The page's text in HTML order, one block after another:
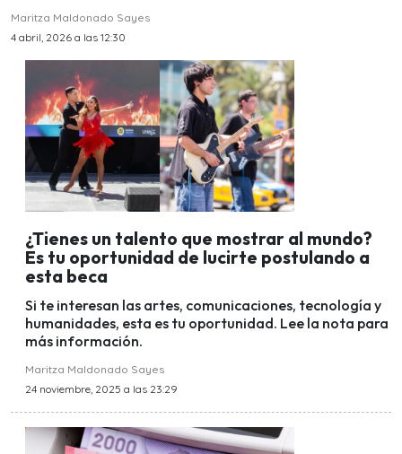
Maritza Maldonado Sayes
4 abril, 2026 a las 12:30
¿Tienes un talento que mostrar al mundo?
Es tu oportunidad de lucirte postulando a
esta beca
Si te interesan las artes, comunicaciones, tecnología y
humanidades, esta es tu oportunidad. Lee la nota para
más información.
Maritza Maldonado Sayes
24 noviembre, 2025 a las 23:29